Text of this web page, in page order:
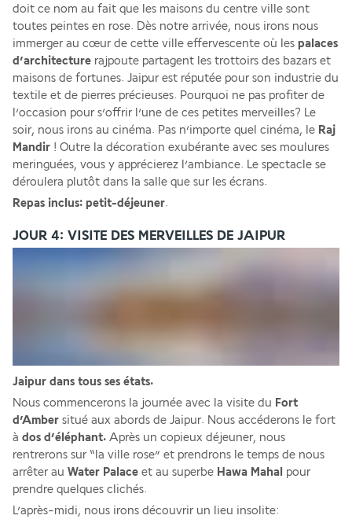
doit ce nom au fait que les maisons du centre ville sont
toutes peintes en rose. Dès notre arrivée, nous irons nous
immerger au cœur de cette ville effervescente où les palaces
d’architecture rajpoute partagent les trottoirs des bazars et
maisons de fortunes. Jaipur est réputée pour son industrie du
textile et de pierres précieuses. Pourquoi ne pas profiter de
l’occasion pour s’offrir l’une de ces petites merveilles? Le
soir, nous irons au cinéma. Pas n’importe quel cinéma, le Raj
Mandir ! Outre la décoration exubérante avec ses moulures
meringuées, vous y apprécierez l’ambiance. Le spectacle se
déroulera plutôt dans la salle que sur les écrans.
Repas inclus: petit-déjeuner.
JOUR 4: VISITE DES MERVEILLES DE JAIPUR
Jaipur dans tous ses états.
Nous commencerons la journée avec la visite du Fort
d’Amber situé aux abords de Jaipur. Nous accéderons le fort
à dos d’éléphant. Après un copieux déjeuner, nous
rentrerons sur “la ville rose” et prendrons le temps de nous
arrêter au Water Palace et au superbe Hawa Mahal pour
prendre quelques clichés.